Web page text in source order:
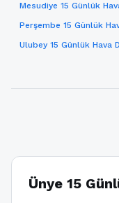
Mesudiye 15 Günlük
Perşembe 15 Günlük
Ulubey 15 Günlük Hava
Ünye 15